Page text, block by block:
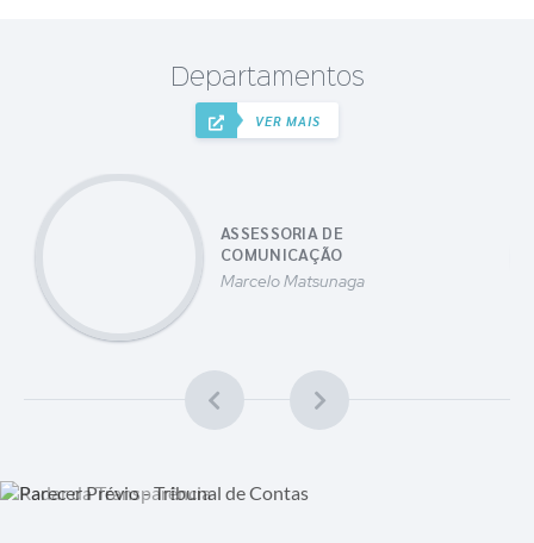
Departamentos
VER MAIS
ASSESSORIA DE
COMUNICAÇÃO
Marcelo Matsunaga